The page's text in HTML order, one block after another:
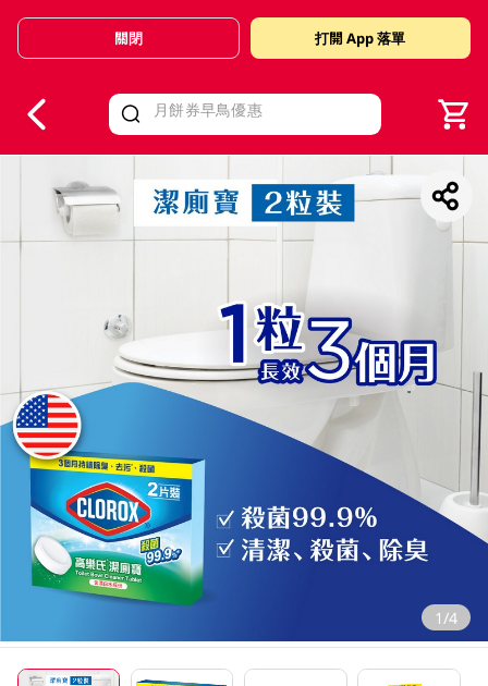
Valid Until 30 June 2026
關閉 打開 App 落單
1/4